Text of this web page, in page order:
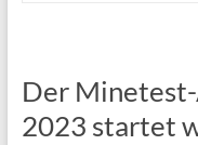
Der
2023 startet